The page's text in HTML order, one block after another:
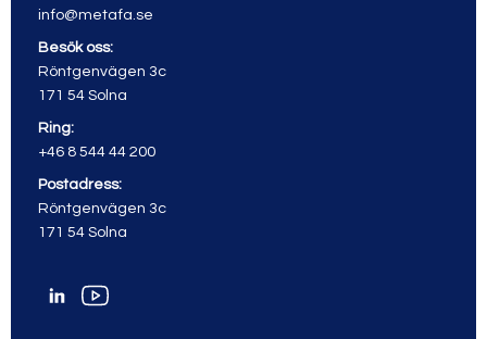
info@metafa.se
Besök oss:
Röntgenvägen 3c
171 54 Solna
Ring:
+46 8 544 44 200
Postadress:
Röntgenvägen 3c
171 54 Solna